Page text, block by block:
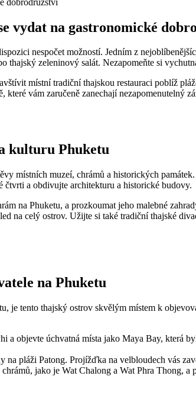
vydat na​ gastronomické
nespočet možností. ​Jedním z‍
thajský zeleninový salát. ​Nezapomeňte si
místní tradiční thajskou​ restauraci poblíž‍
vám ​zaručeně zanechají nezapomenutelný
kulturu Phuketu
místních‍ muzeí, chrámů a⁢ historických
čtvrti a obdivujte architekturu ⁢a⁣ historické budovy.
na Phuketu, ⁣a prozkoumat jeho malebné
na ‍celý ostrov. Užijte si také tradiční⁣ thajské
⁣na Phuketu
je tento ⁢thajský ostrov skvělým místem k‍
⁣a objevte úchvatná ⁢místa‍ jako Maya Bay, která
na pláži Patong.⁣ Projížďka‌ na velbloudech vás
⁣jako​ je Wat Chalong ⁢a⁣ Wat⁤ Phra​ Thong,